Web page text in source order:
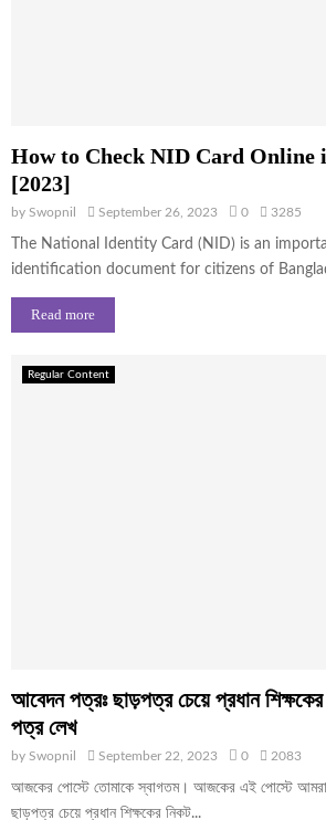
How to Check NID Card Online
[2023]
by Swopnil September 26, 2023 0 3285
The National Identity Card (NID) is an
identification document for citizens of
Read more
Regular Content
আবেদন পত্রঃ ছাড়পত্র চেয়ে প্রধান
পত্র লেখ
by Swopnil September 22, 2023 0 2083
আজকের পোস্টে তোমাকে স্বাগতম। আজকের এই পোস্টে
ছাড়পত্র চেয়ে প্রধান শিক্ষকের নিকট...